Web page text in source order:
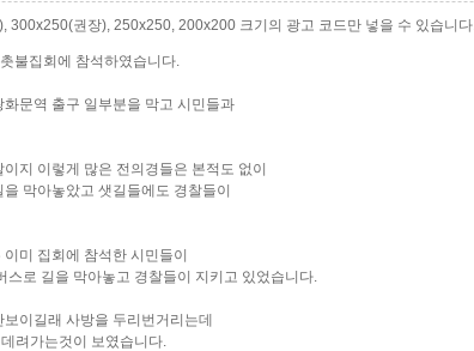
300x250(권장), 250x250, 200x200 크기의 광고 코드만 넣을 수 있습니다.
불집회에 참석하였습니다.
문역 출구 일부분을 막고 시민들과
지 이렇게 많은 전의경들은 본적도 없이
막아놓았고 샛길들에도 경찰들이
미 집회에 참석한 시민들이
로 길을 막아놓고 경찰들이 지키고 있었습니다.
이길래 사방을 두리번거리는데
려가는것이 보였습니다.